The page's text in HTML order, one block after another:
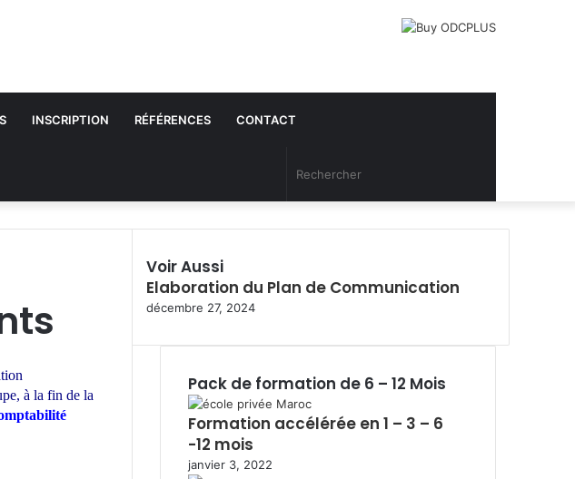
INSCRIPTION RÉFÉRENCES CONTACT
Article
Aléatoire
à la fin de la
Voir Aussi
F
e
m
Elaboration du Plan de Communication
décembre 27, 2024
Pack de formation de 6 – 12 Mois
Formation accélérée en 1 – 3 – 6
-12 mois
janvier 3, 2022